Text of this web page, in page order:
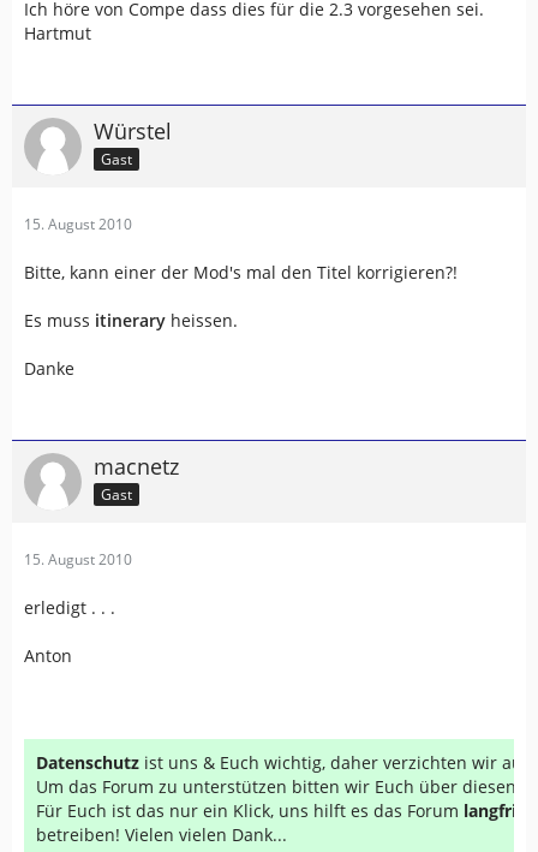
Ich höre von Compe dass dies für die 2.3 vorgesehen sei.
Hartmut
Würstel
Gast
15. August 2010
Bitte, kann einer der Mod's mal den Titel korrigieren?!
Es muss itinerary heissen.
Danke
macnetz
Gast
15. August 2010
erledigt . . .
Anton
Datenschutz ist uns & Euch wichtig, daher verzichten wir auf
Um das Forum zu unterstützen bitten wir Euch über diesen
Für Euch ist das nur ein Klick, uns hilft es das Forum
betreiben! Vielen vielen Dank...